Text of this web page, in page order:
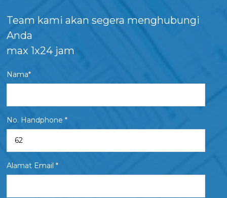
Team kami akan segera menghubungi
Anda
max 1x24 jam
Nama*
No. Handphone *
Alamat Email *